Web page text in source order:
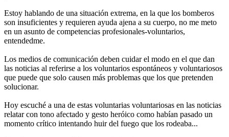
Estoy hablando de una situación extrema, en la que los bomberos
son insuficientes y requieren ayuda ajena a su cuerpo, no me meto
en un asunto de competencias profesionales-voluntarios,
entendedme.
Los medios de comunicación deben cuidar el modo en el que dan
las noticias al referirse a los voluntarios espontáneos y voluntariosos
que puede que solo causen más problemas que los que pretenden
solucionar.
Hoy escuché a una de estas voluntarias voluntariosas en las noticias
relatar con tono afectado y gesto heróico como habían pasado un
momento crítico intentando huir del fuego que los rodeaba...